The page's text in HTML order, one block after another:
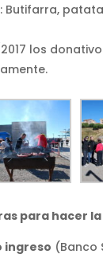
los
para hacer
ingreso (Banco